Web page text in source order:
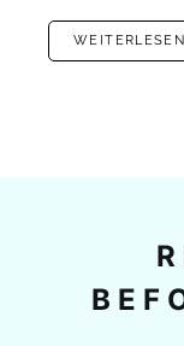
WEITERLESEN